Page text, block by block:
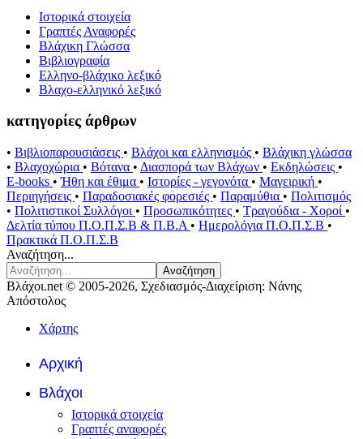
Ιστορικά στοιχεία
Γραπτές Αναφορές
Βλάχικη Γλώσσα
Βιβλιογραφία
Ελληνο-βλάχικο λεξικό
Βλαχο-ελληνικό λεξικό
κατηγορίες άρθρων
• Βιβλιοπαρουσιάσεις • Βλάχοι και ελληνισμός • Βλάχικη γλώσσα
• Βλαχοχώρια • Βότανα • Διασπορά των Βλάχων • Εκδηλώσεις •
E-books •Ήθη και έθιμα • Ιστορίες - γεγονότα • Μαγειρική •
Περιηγήσεις • Παραδοσιακές φορεσιές • Παραμύθια • Πολιτισμός
• Πολιτιστικοί Συλλόγοι • Προσωπικότητες • Τραγούδια - Χοροί •
Δελτία τύπου Π.Ο.Π.Σ.Β & Π.Β.Α • Ημερολόγια Π.Ο.Π.Σ.Β •
Πρακτικά Π.Ο.Π.Σ.Β
Αναζήτηση...
Αναζήτηση
Βλάχοι.net © 2005-2026, Σχεδιασμός-Διαχείριση: Νάνης
Απόστολος
Χάρτης
Αρχική
Βλάχοι
Ιστορικά στοιχεία
Γραπτές αναφορές